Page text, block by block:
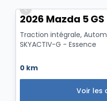
Previous slide
2026 Mazda 5 GS
Traction intégrale,
SKYACTIV-G - Essence
0 km
Voir les